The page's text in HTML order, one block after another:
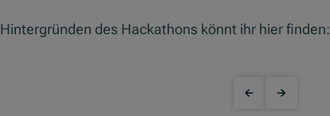
des Hackathons könnt ihr hier finden: